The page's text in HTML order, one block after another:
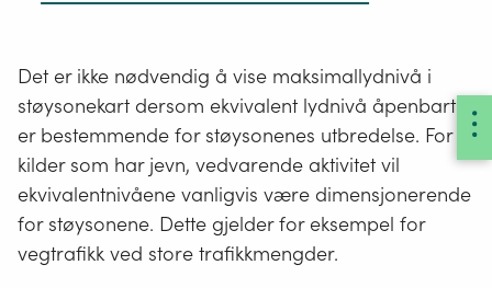
lydtrykknivå.
2. For industri, havner og terminaler er det to
ulike grenseverdier, avhengig av støyens
karakteristikk. For støy med
impulslyd
Kortvarige,
støtvise
lydtrykk
skal de
strengere grenseverdiene legges til grunn når
denne type lyd opptrer med i gjennomsnitt mer
enn 10 hendelser pr. time. Grundigere
Det er ikke nødvendig å vise maksimallydnivå i
støysonekart dersom ekvivalent lydnivå åpenbart
er bestemmende for støysonenes utbredelse. For
kilder som har jevn, vedvarende aktivitet vil
ekvivalentnivåene vanligvis være dimensjonerende
for støysonene. Dette gjelder for eksempel for
vegtrafikk ved store trafikkmengder.